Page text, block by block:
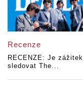
Recenze
RECENZE: Je zážitek
sledovat The...